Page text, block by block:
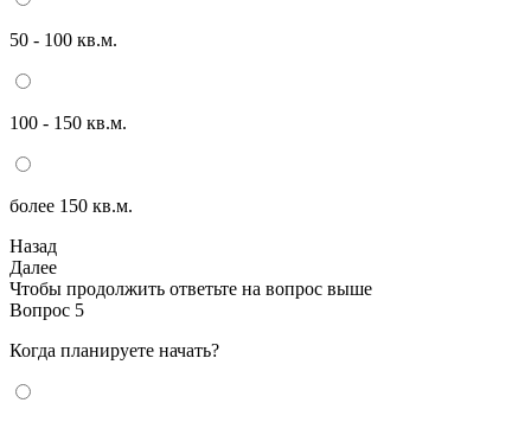
50 - 100 кв.м.
100 - 150 кв.м.
более 150 кв.м.
Назад
Далее
Чтобы продолжить ответьте на вопрос выше
Вопрос 5
Когда планируете начать?